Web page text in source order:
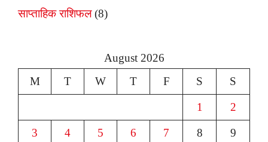
साप्ताहिक राशिफल(8)
August 2026
M
T W T F S S
1 2
3 4 5 6 7 8 9